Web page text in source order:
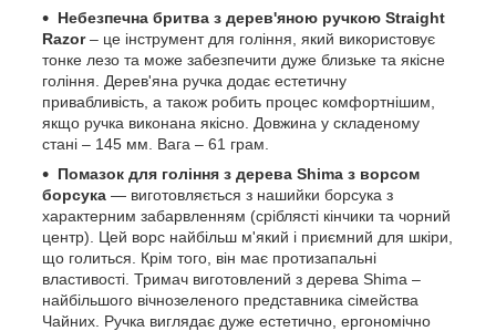
Небезпечна бритва з дерев'яною ручкою Straight
Razor– це інструмент для гоління, який використовує
тонке лезо та може забезпечити дуже близьке та якісне
гоління. Дерев'яна ручка додає естетичну
привабливість, а також робить процес комфортнішим,
якщо ручка виконана якісно. Довжина у складеному
стані – 145 мм. Вага – 61 грам.
Помазок для гоління з дерева Shima з ворсом
борсука — виготовляється з нашийки борсука з
характерним забарвленням (сріблясті кінчики та чорний
центр). Цей ворс найбільш м'який і приємний для шкіри,
що голиться. Крім того, він має протизапальні
властивості. Тримач виготовлений з дерева Shima –
найбільшого вічнозеленого представника сімейства
Чайних. Ручка виглядає дуже естетично, ергономічно